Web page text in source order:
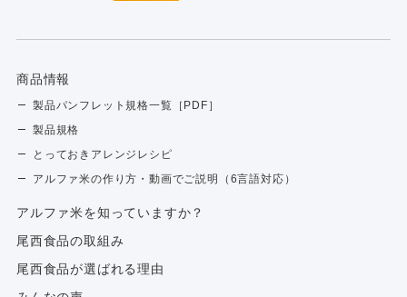
商品情報
製品パンフレット規格一覧［PDF］
製品規格
とっておきアレンジレシピ
アルファ米の作り方・動画でご説明（6言語対応）
アルファ⽶を知っていますか？
尾西食品の取組み
尾西食品が選ばれる理由